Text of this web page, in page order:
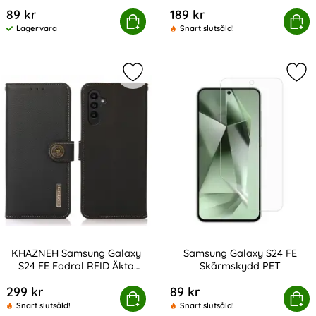
89 kr
Tillgänglighet:
Lagervara
Köp
Galaxy S24 FE Skal Borstad Stål Textur Svart
189 kr
Snart slutsåld!
Köp
Samsung Galaxy S24 FE
KHAZNEH Samsung Galaxy
S24 FE Fodral RFID Äkta
299 kr
Snart slutsåld!
Köp
Samsung Galaxy S24 FE Fodral RFID Äkta Läder Svart
Markera kHAZNEH Samsung
Samsung Galaxy S24 FE
Skärmskydd PET
89 kr
Snart slutsåld!
Köp
Samsung Galaxy S24